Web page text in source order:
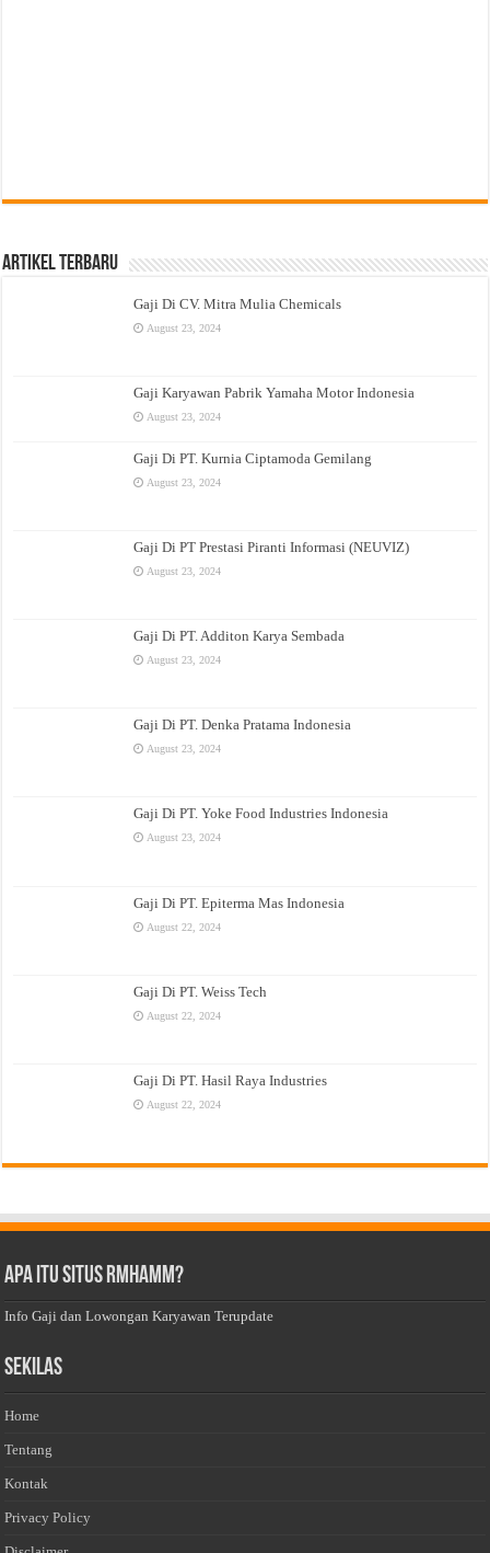
Artikel Terbaru
Gaji Di CV. Mitra Mulia Chemicals
August 23, 2024
Gaji Karyawan Pabrik Yamaha Motor Indonesia
August 23, 2024
Gaji Di PT. Kurnia Ciptamoda Gemilang
August 23, 2024
Gaji Di PT Prestasi Piranti Informasi (NEUVIZ)
August 23, 2024
Gaji Di PT. Additon Karya Sembada
August 23, 2024
Gaji Di PT. Denka Pratama Indonesia
August 23, 2024
Gaji Di PT. Yoke Food Industries Indonesia
August 23, 2024
Gaji Di PT. Epiterma Mas Indonesia
August 22, 2024
Gaji Di PT. Weiss Tech
August 22, 2024
Gaji Di PT. Hasil Raya Industries
August 22, 2024
Apa Itu Situs Rmhamm?
Info Gaji dan Lowongan Karyawan Terupdate
Sekilas
Home
Tentang
Kontak
Privacy Policy